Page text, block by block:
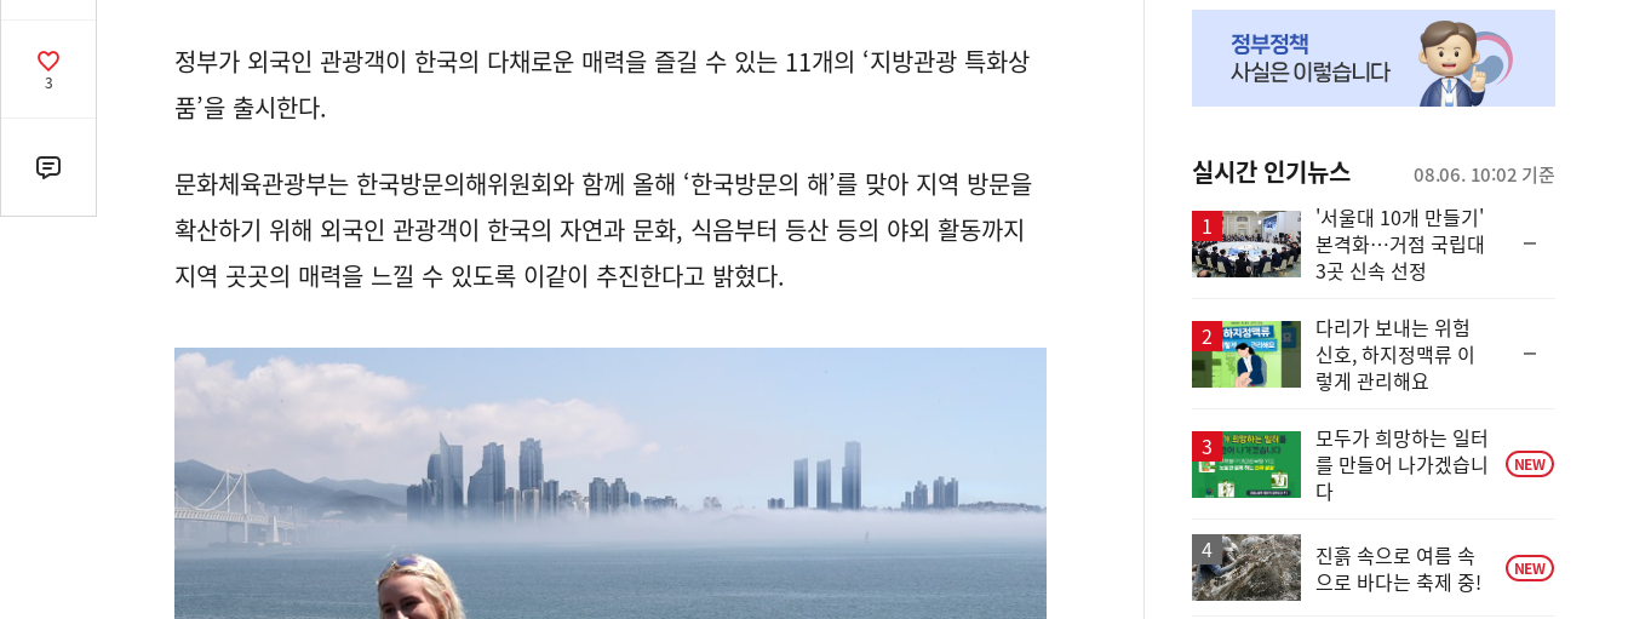
기
공
감
3
댓
글
정부가 외국인 관광객이 한국의 다채로운 매력을 즐길 수 있는 11개의 ‘지방관광 특화상
품’을 출시한다.
문화체육관광부는 한국방문의해위원회와 함께 올해 ‘한국방문의 해’를 맞아 지역 방문을
확산하기 위해 외국인 관광객이 한국의 자연과 문화, 식음부터 등산 등의 야외 활동까지
지역 곳곳의 매력을 느낄 수 있도록 이같이 추진한다고 밝혔다.
실시간 인기뉴스 08.06. 10:02 기준
'서울대 10개 만들기'
본격화…거점 국립대
3곳 신속 선정
다리가 보내는 위험
신호, 하지정맥류 이
렇게 관리해요
모두가 희망하는 일터
를 만들어 나가겠습니
다
NEW
진흙 속으로 여름 속
으로 바다는 축제 중!
NEW